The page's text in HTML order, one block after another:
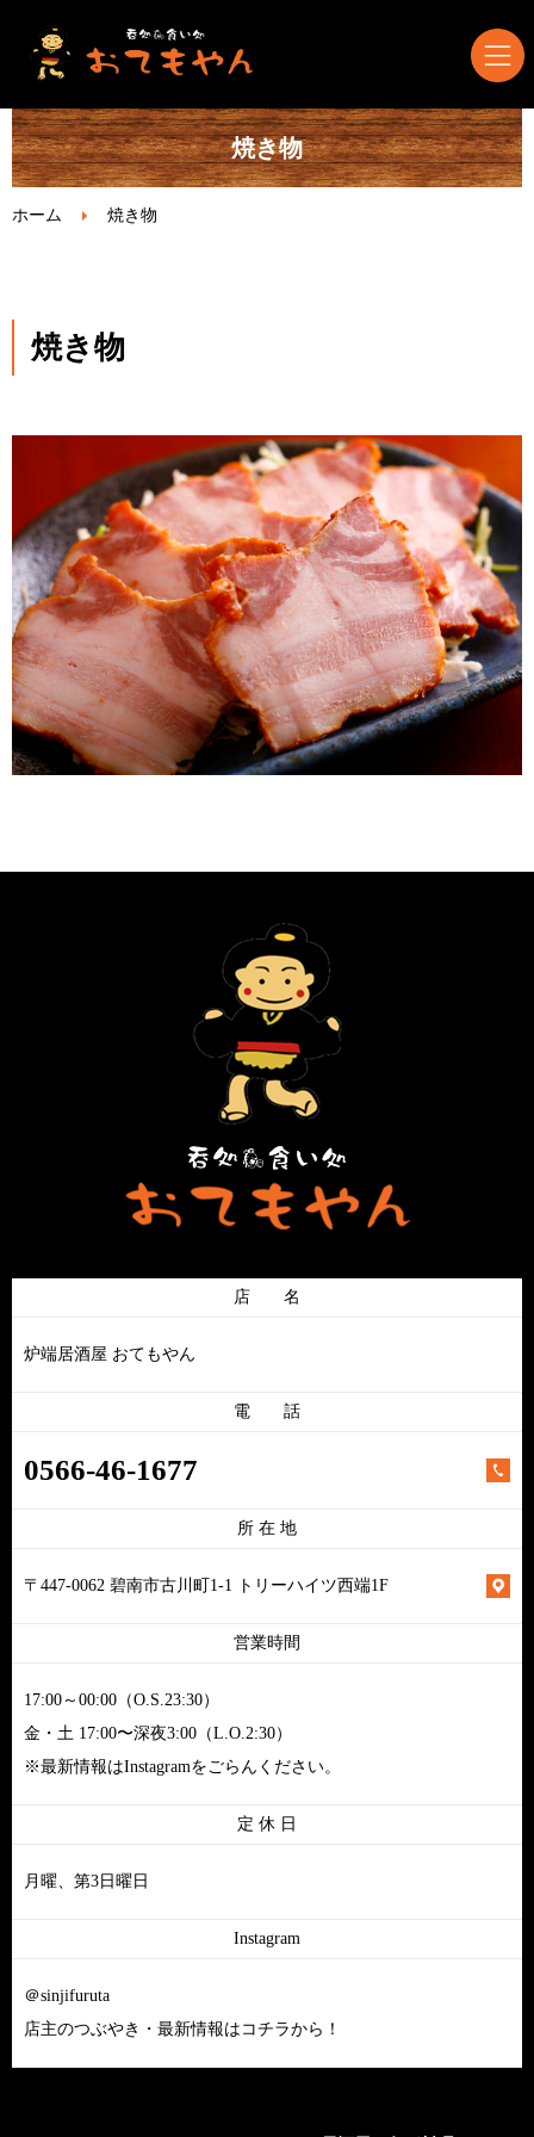
ホーム
焼き物
ホーム 焼き物
焼き物
店 名
炉端居酒屋 おてもやん
電 話
0566-46-1677
所 在 地
〒447-0062 碧南市古川町1-1 トリーハイツ西端1F
営業時間
17:00～00:00（O.S.23:30）
金・土 17:00〜深夜3:00（L.O.2:30）
※最新情報はInstagramをごらんください。
定 休 日
月曜、第3日曜日
Instagram
＠sinjifuruta
店主のつぶやき・最新情報はコチラから！